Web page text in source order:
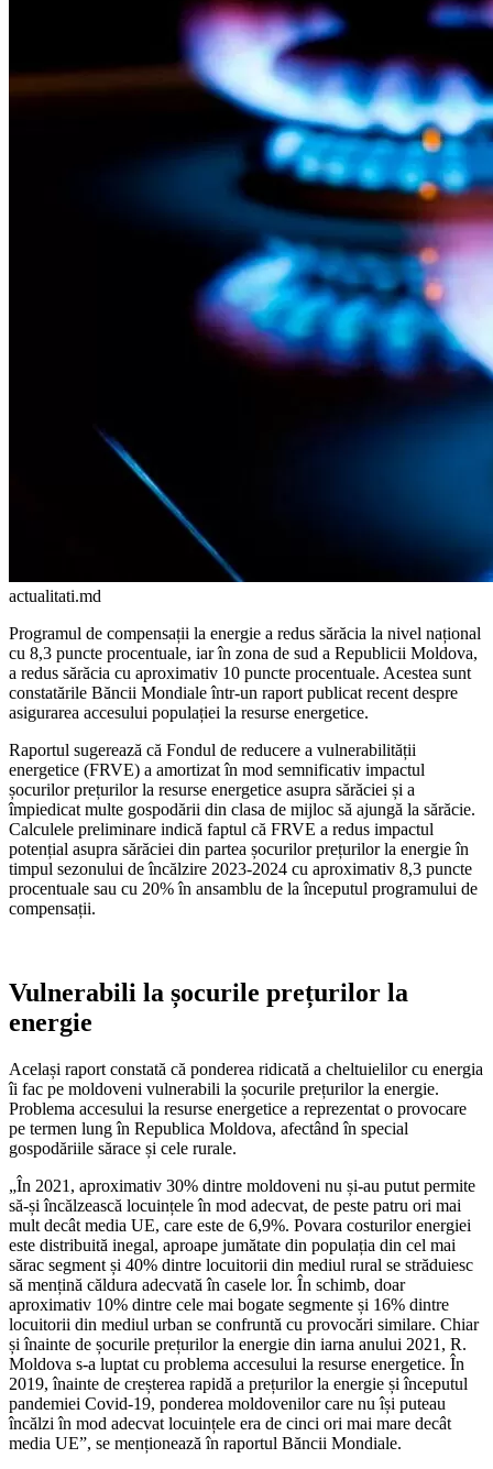
actualitati.md
Programul de compensații la ener­gie a redus sărăcia la nivel național
cu 8,3 puncte procentuale, iar în zona de sud a Republicii Moldova,
a redus sărăcia cu aproximativ 10 puncte procentuale. Acestea sunt
constatările Băncii Mondiale într-un raport publicat recent despre
asigurarea accesului populației la resurse energetice.
Raportul sugerează că Fondul de re­ducere a vulnerabilității
energetice (FRVE) a amortizat în mod semnificativ impactul
șocurilor prețurilor la resurse energetice asupra sărăciei și a
împiedicat multe gospo­dării din clasa de mijloc să ajungă la sărăcie.
Calculele preliminare indică faptul că FRVE a redus impactul
potențial asupra sărăciei din partea șocurilor prețurilor la energie în
timpul sezonului de încălzire 2023-2024 cu aproximativ 8,3 puncte
procentuale sau cu 20% în ansamblu de la începutul programu­lui de
compensații.
Vulnerabili la șocurile prețurilor la
energie
Același raport constată că ponderea ridi­cată a cheltuielilor cu energia
îi fac pe mol­doveni vulnerabili la șocurile prețurilor la energie.
Problema accesului la resurse ener­getice a reprezentat o provocare
pe termen lung în Republica Moldova, afectând în spe­cial
gospodăriile sărace și cele rurale.
„În 2021, aproximativ 30% dintre moldo­veni nu și-au putut permite
să-și încălzească locuințele în mod adecvat, de peste patru ori mai
mult decât media UE, care este de 6,9%. Povara costurilor energiei
este distribuită in­egal, aproape jumătate din populația din cel mai
sărac segment și 40% dintre locuitorii din mediul rural se străduiesc
să mențină căl­dura adecvată în casele lor. În schimb, doar
aproximativ 10% dintre cele mai bogate seg­mente și 16% dintre
locuitorii din mediul ur­ban se confruntă cu provocări similare. Chiar
și înainte de șocurile prețurilor la energie din iarna anului 2021, R.
Moldova s-a luptat cu problema accesului la resurse energe­tice. În
2019, înainte de creșterea rapidă a prețurilor la energie și începutul
pandemiei Covid-19, ponderea moldovenilor care nu își puteau
încălzi în mod adecvat locuințele era de cinci ori mai mare decât
media UE”, se menționează în raportul Băncii Mondiale.